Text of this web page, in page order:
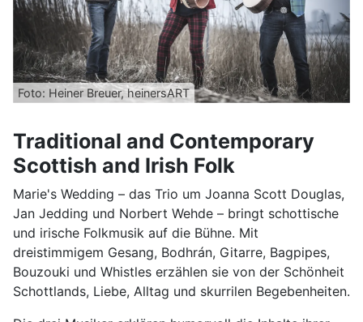
Foto: Heiner Breuer, heinersART
Traditional and Contemporary
Scottish and Irish Folk
Marie's Wedding – das Trio um Joanna Scott Douglas,
Jan Jedding und Norbert Wehde – bringt schottische
und irische Folkmusik auf die Bühne. Mit
dreistimmigem Gesang, Bodhrán, Gitarre, Bagpipes,
Bouzouki und Whistles erzählen sie von der Schönheit
Schottlands, Liebe, Alltag und skurrilen Begebenheiten.